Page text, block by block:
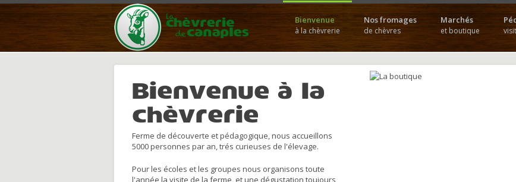
Bienvenue
à la chèvrerie
Nos fromages
de chèvres
Marchés
et boutique
Bienvenue à la
chèvrerie
Ferme de découverte et pédagogique, nous accueillons
5000 personnes par an, trés curieuses de l'élevage.
Pour les écoles et les groupes nous organisons toute
l'année la visite de la ferme, et une dégustation toujours